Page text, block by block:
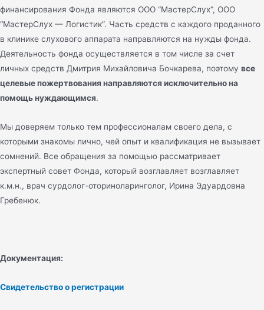
финансирования Фонда являются ООО “МастерСлух”, ООО
“МастерСлух — Логистик”. Часть средств с каждого проданного
в клинике слухового аппарата направляются на нужды фонда.
Деятельность фонда осуществляется в том числе за счет
личных средств Дмитрия Михайловича Бочкарева, поэтому все
целевые пожертвования направляются исключительно на
помощь нуждающимся.
Мы доверяем только тем профессионалам своего дела, с
которыми знакомы лично, чей опыт и квалификация не вызывает
сомнений. Все обращения за помощью рассматривает
экспертный совет Фонда, который возглавляет возглавляет
к.м.н., врач сурдолог-оториноларинголог, Ирина Эдуардовна
Гребенюк.
Документация:
Свидетельство о регистрации